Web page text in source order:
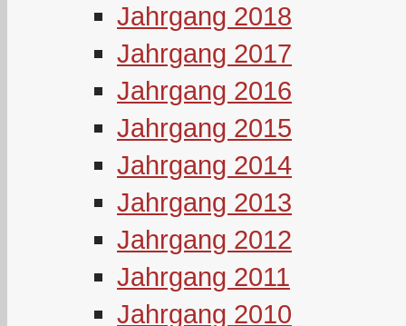
Jahrgang 2018
Jahrgang 2017
Jahrgang 2016
Jahrgang 2015
Jahrgang 2014
Jahrgang 2013
Jahrgang 2012
Jahrgang 2011
Jahrgang 2010